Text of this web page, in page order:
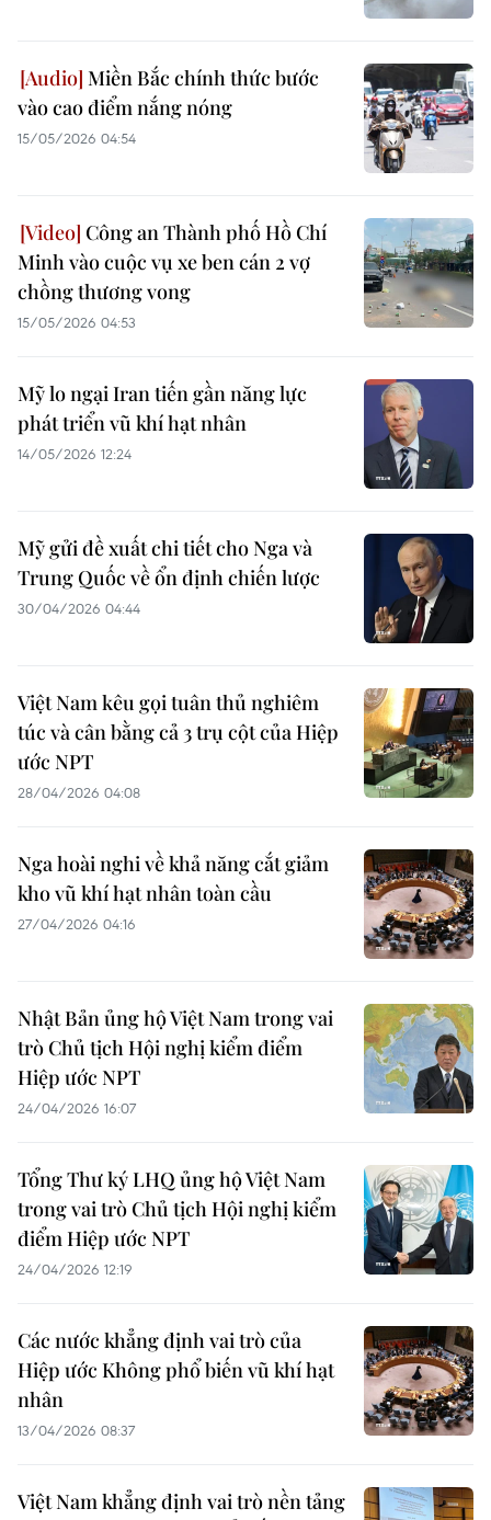
Miền Bắc chính thức bước
vào cao điểm nắng nóng
15/05/2026 04:54
Công an Thành phố Hồ Chí
Minh vào cuộc vụ xe ben cán 2 vợ
chồng thương vong
15/05/2026 04:53
Mỹ lo ngại Iran tiến gần năng lực
phát triển vũ khí hạt nhân
14/05/2026 12:24
Mỹ gửi đề xuất chi tiết cho Nga và
Trung Quốc về ổn định chiến lược
30/04/2026 04:44
Việt Nam kêu gọi tuân thủ nghiêm
túc và cân bằng cả 3 trụ cột của Hiệp
ước NPT
28/04/2026 04:08
Nga hoài nghi về khả năng cắt giảm
kho vũ khí hạt nhân toàn cầu
27/04/2026 04:16
Nhật Bản ủng hộ Việt Nam trong vai
trò Chủ tịch Hội nghị kiểm điểm
Hiệp ước NPT
24/04/2026 16:07
Tổng Thư ký LHQ ủng hộ Việt Nam
trong vai trò Chủ tịch Hội nghị kiểm
điểm Hiệp ước NPT
24/04/2026 12:19
Các nước khẳng định vai trò của
Hiệp ước Không phổ biến vũ khí hạt
nhân
13/04/2026 08:37
Việt Nam khẳng định vai trò nền tảng